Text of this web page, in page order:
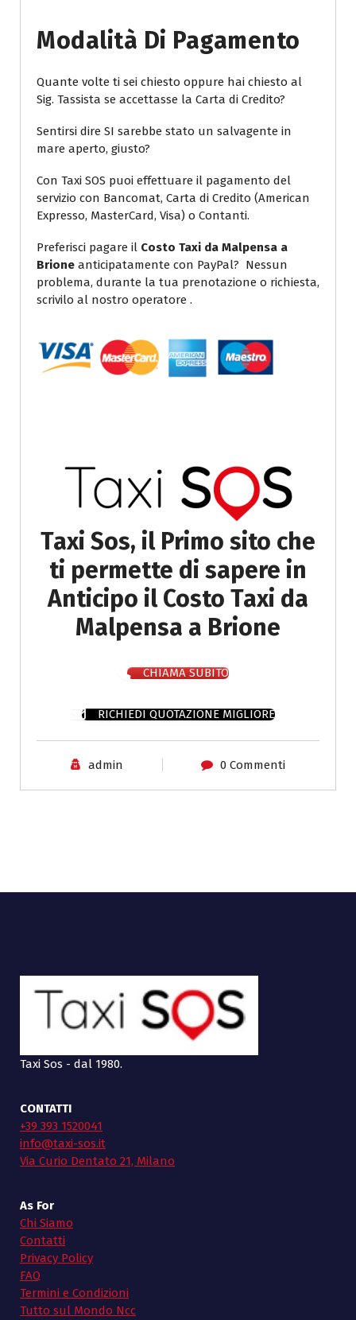
Modalità Di Pagamento
Quante volte ti sei chiesto oppure hai chiesto al
Sig. Tassista se accettasse la Carta di Credito?
Sentirsi dire SI sarebbe stato un salvagente in
mare aperto, giusto?
Con Taxi SOS puoi effettuare il pagamento del
servizio con Bancomat, Carta di Credito (American
Expresso, MasterCard, Visa) o Contanti.
Preferisci pagare il Costo Taxi da Malpensa a
Brione anticipatamente con PayPal? Nessun
problema, durante la tua prenotazione o richiesta,
scrivilo al nostro operatore .
Taxi Sos, il Primo sito che
ti permette di sapere in
Anticipo il Costo Taxi da
Malpensa a Brione
CHIAMA SUBITO
RICHIEDI QUOTAZIONE MIGLIORE
admin 0 Commenti
Taxi Sos - dal 1980.
CONTATTI
+39 393 1520041
info@taxi-sos.it
Via Curio Dentato 21, Milano
As For
Chi Siamo
Contatti
Privacy Policy
FAQ
Termini e Condizioni
Tutto sul Mondo Ncc